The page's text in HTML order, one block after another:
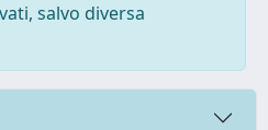
salvo diversa